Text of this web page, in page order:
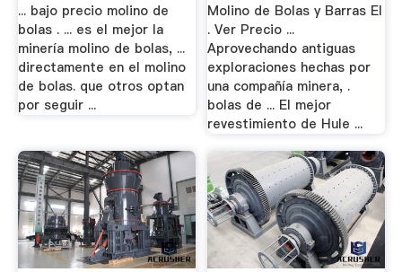
... bajo precio molino de
bolas . ... es el mejor la
minería molino de bolas, ...
directamente en el molino
de bolas. que otros optan
por seguir ...
Molino de Bolas y Barras El
. Ver Precio ...
Aprovechando antiguas
exploraciones hechas por
una compañía minera, .
bolas de ... El mejor
revestimiento de Hule ...